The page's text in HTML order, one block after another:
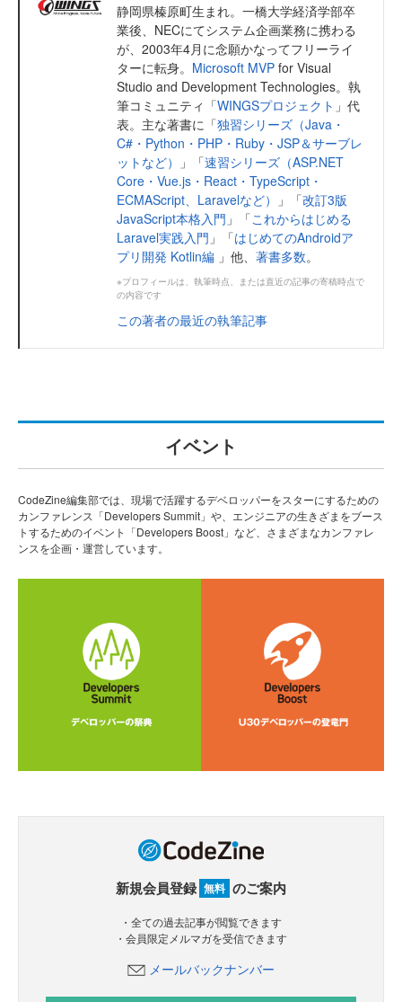
静岡県榛原町生まれ。一橋大学経済学部卒
業後、NECにてシステム企画業務に携わる
が、2003年4月に念願かなってフリーライ
ターに転身。 Microsoft MVP for Visual
Studio and Development Technologies。執
筆コミュニティ「WINGSプロジェクト 」代
表。主な著書に「独習シリーズ（Java・
C#・Python・PHP・Ruby・JSP＆サーブレ
ットなど）
」「速習シリーズ（ASP.NET
Core・Vue.js・React・TypeScript・
ECMAScript、Laravelなど）
」「改訂3版
JavaScript本格入門 」「これからはじめる
Laravel実践入門 」「はじめてのAndroidア
プリ開発 Kotlin編 」他、 著書多数。
※プロフィールは、執筆時点、または直近の記事の寄稿時点で
の内容です
この著者の最近の執筆記事
イベント
CodeZine編集部では、現場で活躍するデベロッパーをスターにするための
カンファレンス「Developers Summit」や、エンジニアの生きざまをブース
トするためのイベント「Developers Boost」など、さまざまなカンファレ
ンスを企画・運営しています。
新規会員登録 無料 のご案内
・全ての過去記事が閲覧できます
・会員限定メルマガを受信できます
メールバックナンバー